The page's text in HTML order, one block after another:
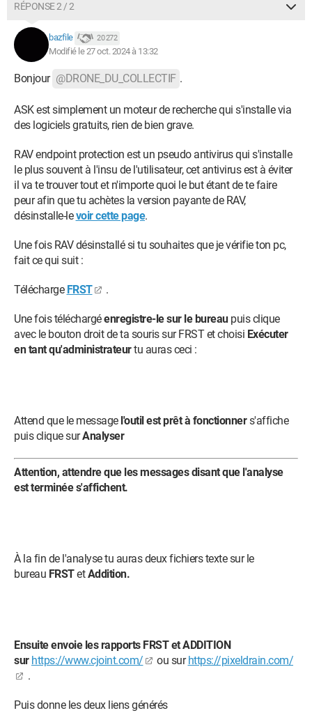
RÉPONSE 2 / 2
bazfile 20 272
Modifié le 27 oct. 2024 à 13:32
Bonjour @DRONE_DU_COLLECTIF .
ASK est simplement un moteur de recherche qui s'installe via
des logiciels gratuits, rien de bien grave.
RAV endpoint protection est un pseudo antivirus qui s'installe
le plus souvent à l'insu de l'utilisateur, cet antivirus est à éviter
il va te trouver tout et n'importe quoi le but étant de te faire
peur afin que tu achètes la version payante de RAV,
désinstalle-levoir cette page.
Une fois RAV désinstallé si tu souhaites que je vérifie ton pc,
fait ce qui suit :
Télécharge FRST .
Une fois téléchargéenregistre-le sur le bureaupuis clique
avec le bouton droit de ta souris sur FRST et choisi Exécuter
en tant qu'administrateurtu auras ceci :
Attend que le message l'outil est prêt à fonctionners'affiche
puis clique surAnalyser
Attention, attendre que les messages disant que l'analyse
est terminée s'affichent.
À la fin de l'analyse tu auras deux fichiers texte sur le
bureau FRSTetAddition.
Ensuite envoie les rapports FRST et ADDITION
sur https://www.cjoint.com/ ou surhttps://pixeldrain.com/
.
Puis donne les deux liens générés